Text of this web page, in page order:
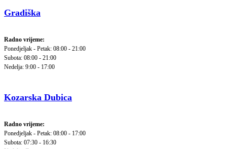
Gradiška
Radno vrijeme:
Ponedjeljak - Petak: 08:00 - 21:00
Subota: 08:00 - 21:00
Nedelja: 9:00 - 17:00
Kozarska Dubica
Radno vrijeme:
Ponedjeljak - Petak: 08:00 - 17:00
Subota: 07:30 - 16:30